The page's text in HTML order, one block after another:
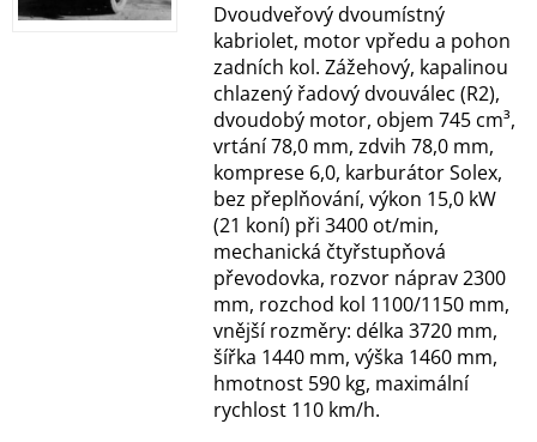
Dvoudveřový dvoumístný
kabriolet, motor vpředu a pohon
zadních kol. Zážehový, kapalinou
chlazený řadový dvouválec (R2),
dvoudobý motor, objem 745 cm³,
vrtání 78,0 mm, zdvih 78,0 mm,
komprese 6,0, karburátor Solex,
bez přeplňování, výkon 15,0 kW
(21 koní) při 3400 ot/min,
mechanická čtyřstupňová
převodovka, rozvor náprav 2300
mm, rozchod kol 1100/1150 mm,
vnější rozměry: délka 3720 mm,
šířka 1440 mm, výška 1460 mm,
hmotnost 590 kg, maximální
rychlost 110 km/h.